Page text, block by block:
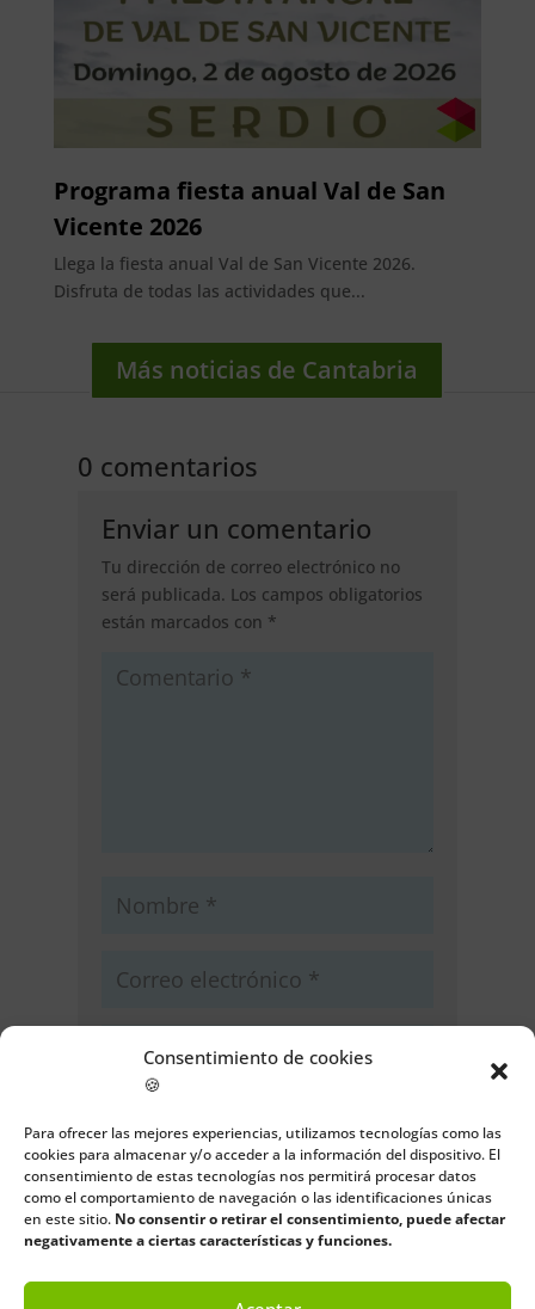
Consentimiento de cookies
🍪
Para ofrecer las mejores experiencias, utilizamos tecnologías como las
cookies para almacenar y/o acceder a la información del dispositivo. El
consentimiento de estas tecnologías nos permitirá procesar datos
como el comportamiento de navegación o las identificaciones únicas
en este sitio. No consentir o retirar el consentimiento, puede afectar
negativamente a ciertas características y funciones.
Programa fiesta anual Val de San
Vicente 2026
Llega la fiesta anual Val de San Vicente 2026.
Disfruta de todas las actividades que...
Más noticias de Cantabria
0 comentarios
Enviar un comentario
Tu dirección de correo electrónico no
será publicada. Los campos obligatorios
están marcados con *
electrónico y web en este navegador
para la próxima vez que comente.
Enviar comentario